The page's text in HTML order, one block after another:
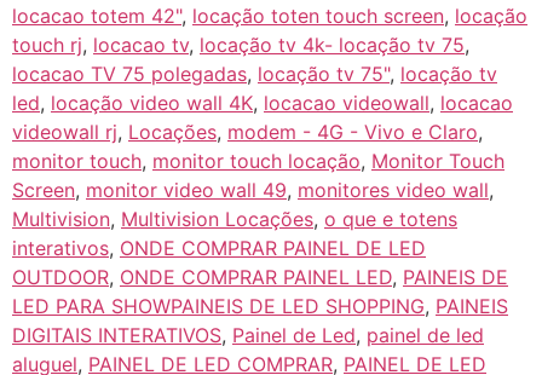
locacao totem 42", locação toten touch screen, locação
touch rj, locacao tv, locação tv 4k- locação tv 75,
locacao TV 75 polegadas, locação tv 75", locação tv
led, locação video wall 4K, locacao videowall, locacao
videowall rj, Locações, modem - 4G - Vivo e Claro,
monitor touch, monitor touch locação, Monitor Touch
Screen, monitor video wall 49, monitores video wall,
Multivision, Multivision Locações, o que e totens
interativos, ONDE COMPRAR PAINEL DE LED
OUTDOOR, ONDE COMPRAR PAINEL LED, PAINEIS DE
LED PARA SHOWPAINEIS DE LED SHOPPING, PAINEIS
DIGITAIS INTERATIVOS, Painel de Led, painel de led
aluguel, PAINEL DE LED COMPRAR, PAINEL DE LED